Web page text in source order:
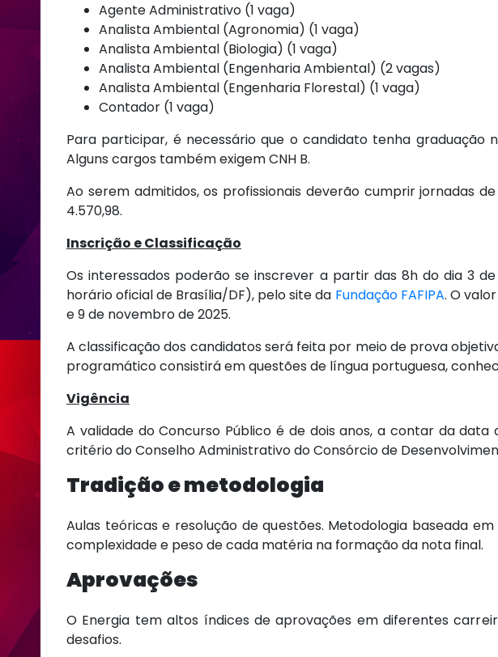
Agente Administrativo (1 vaga)
Analista Ambiental (Agronomia) (1 vaga)
Analista Ambiental (Biologia) (1 vaga)
Analista Ambiental (Engenharia Ambiental) (2 vagas)
Analista Ambiental (Engenharia Florestal) (1 vaga)
Contador (1 vaga)
Para participar, é necessário que o candidato tenha
Alguns cargos também exigem CNH B.
Ao serem admitidos, os profissionais deverão cumprir jornadas
4.570,98.
Inscrição e Classificação
Os interessados poderão se inscrever a partir das 8h do dia 3
horário oficial de Brasília/DF), pelo site da Fundação FAFIPA. O
e 9 de novembro de 2025.
A classificação dos candidatos será feita por meio de prova
programático consistirá em questões de língua portuguesa,
Vigência
A validade do Concurso Público é de dois anos, a contar da
critério do Conselho Administrativo do Consórcio de
Tradição e metodologia
Aulas teóricas e resolução de questões. Metodologia baseada
complexidade e peso de cada matéria na formação da nota final.
Aprovações
O Energia tem altos índices de aprovações em diferentes
desafios.